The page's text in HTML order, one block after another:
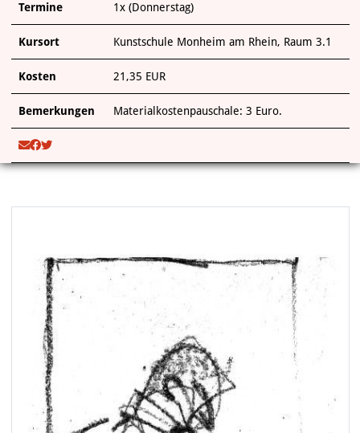
Termine 1x (Donnerstag)
Kursort Kunstschule Monheim am Rhein, Raum 3.1
Kosten 21,35 EUR
Bemerkungen Materialkostenpauschale: 3 Euro.